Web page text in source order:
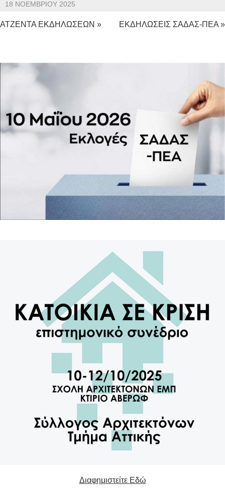
18 ΝΟΕΜΒΡΊΟΥ 2025
ΑΤΖΕΝΤΑ ΕΚΔΗΛΩΣΕΩΝ » ΕΚΔΗΛΩΣΕΙΣ ΣΑΔΑΣ-ΠΕΑ »
Διαφημιστείτε Εδώ